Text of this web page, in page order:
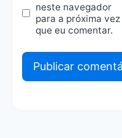
neste navegador
para a próxima vez
que eu comentar.